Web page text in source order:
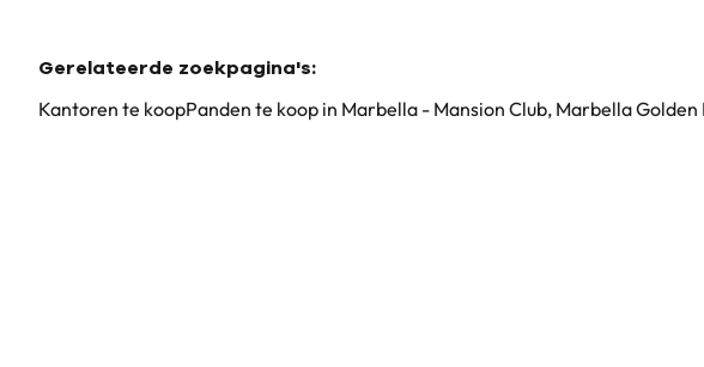
Gerelateerde zoekpagina's:
Kantoren te koopPanden te koop in Marbella - Mansion Club, Marbella Golden